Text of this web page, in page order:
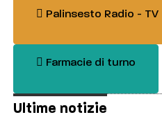
Palinsesto Radio - TV
Farmacie di turno
Ultime notizie